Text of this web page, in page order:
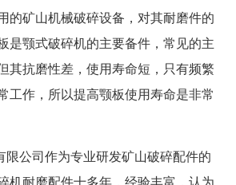
的矿山机械破碎设备，对其耐磨件的
是颚式破碎机的主要备件，常见的主
其抗磨性差，使用寿命短，只有频繁
工作，所以提高颚板使用寿命是非常
限公司作为专业研发矿山破碎配件的
机耐磨配件十多年，经验丰富，认为